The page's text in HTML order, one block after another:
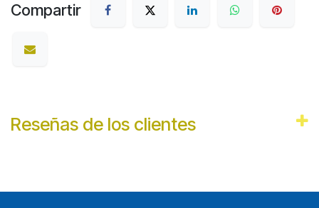
Compartir
Reseñas de los clientes